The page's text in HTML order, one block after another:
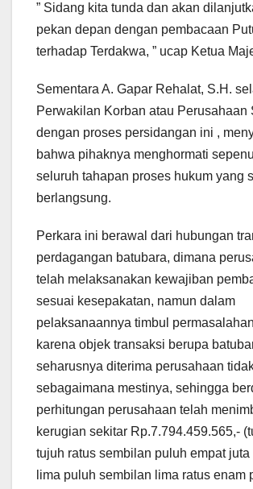
” Sidang kita tunda dan akan
pekan depan dengan pembacaan
terhadap Terdakwa, ” ucap Ketua
Sementara A. Gapar Rehalat, S.H.
Perwakilan Korban atau Perusahaan
dengan proses persidangan ini ,
bahwa pihaknya menghormati
seluruh tahapan proses hukum yang
berlangsung.
Perkara ini berawal dari hubungan
perdagangan batubara, dimana
telah melaksanakan kewajiban
sesuai kesepakatan, namun dalam
pelaksanaannya timbul
karena objek transaksi berupa
seharusnya diterima perusahaan
sebagaimana mestinya, sehingga
perhitungan perusahaan telah
kerugian sekitar Rp.7.794.459.565,-
tujuh ratus sembilan puluh empat juta
lima puluh sembilan lima ratus enam